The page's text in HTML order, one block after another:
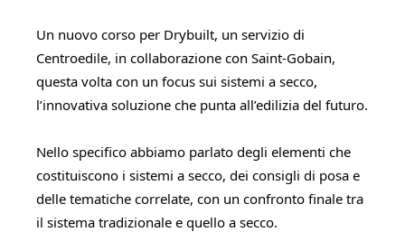
Un nuovo corso per Drybuilt, un servizio di
Centroedile, in collaborazione con Saint-Gobain,
questa volta con un focus sui sistemi a secco,
l’innovativa soluzione che punta all’edilizia del futuro.
Nello specifico abbiamo parlato degli elementi che
costituiscono i sistemi a secco, dei consigli di posa e
delle tematiche correlate, con un confronto finale tra
il sistema tradizionale e quello a secco.